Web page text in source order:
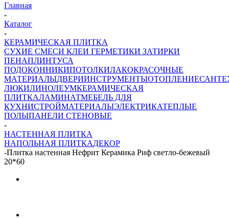
Главная
-
Каталог
-
КЕРАМИЧЕСКАЯ ПЛИТКА
СУХИЕ СМЕСИ КЛЕИ ГЕРМЕТИКИ ЗАТИРКИ
ПЕНАПЛИНТУСА
ПОДОКОННИКИПОТОЛКИЛАКОКРАСОЧНЫЕ
МАТЕРИАЛЫДВЕРИИНСТРУМЕНТЫОТОПЛЕНИЕ
ЛЮКИЛИНОЛЕУМКЕРАМИЧЕСКАЯ
ПЛИТКАЛАМИНАТМЕБЕЛЬ ДЛЯ
КУХНИСТРОЙМАТЕРИАЛЫЭЛЕКТРИКАТЕПЛЫЕ
ПОЛЫПАНЕЛИ СТЕНОВЫЕ
-
НАСТЕННАЯ ПЛИТКА
НАПОЛЬНАЯ ПЛИТКАДЕКОР
-Плитка настенная Нефрит Керамика Риф светло-бежевый
20*60